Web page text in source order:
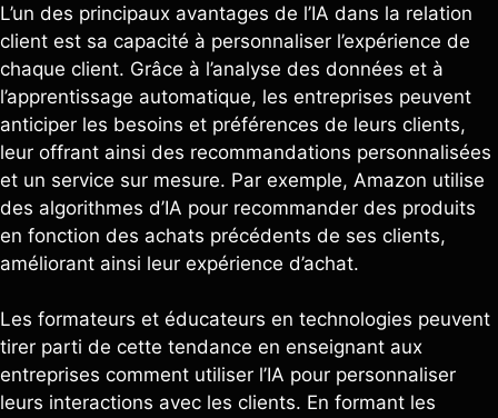
L’un des principaux avantages de l’IA dans la relation
client est sa capacité à personnaliser l’expérience de
chaque client. Grâce à l’analyse des données et à
l’apprentissage automatique, les entreprises peuvent
anticiper les besoins et préférences de leurs clients,
leur offrant ainsi des recommandations personnalisées
et un service sur mesure. Par exemple, Amazon utilise
des algorithmes d’IA pour recommander des produits
en fonction des achats précédents de ses clients,
améliorant ainsi leur expérience d’achat.
Les formateurs et éducateurs en technologies peuvent
tirer parti de cette tendance en enseignant aux
entreprises comment utiliser l’IA pour personnaliser
leurs interactions avec les clients. En formant les